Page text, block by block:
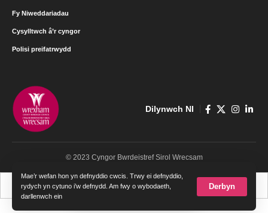
Mae’r wefan hon yn defnyddio cwcis. Trwy ei defnyddio,
rydych yn cytuno i’w defnydd. Am fwy o wybodaeth,
darllenwch ein
Derbyn
Fy Niweddariadau
Cysylltwch â’r cyngor
Polisi preifatrwydd
Dilynwch NI
© 2023 Cyngor Bwrdeistref Sirol Wrecsam
Cymraeg English